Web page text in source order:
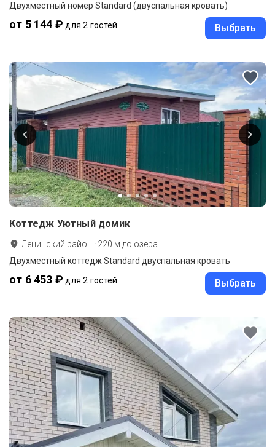
Двухместный номер Standard (двуспальная кровать)
от 5 144 ₽ для 2 гостей Выбрать
Коттедж Уютный домик
Ленинский район · 220 м до озера
Двухместный коттедж Standard двуспальная кровать
от 6 453 ₽ для 2 гостей Выбрать